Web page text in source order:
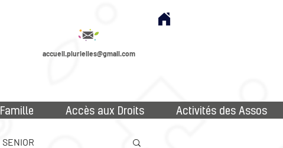
accueil.plurielles@gmail.com
Famille Accès aux Droits Activités des Assos
SENIOR